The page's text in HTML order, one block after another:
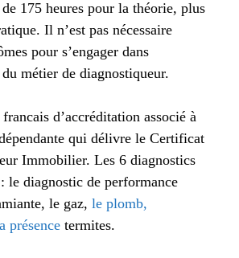
175 heures pour la théorie, plus
Il n’est pas nécessaire
pour s’engager dans
du métier de diagnostiqueur.
d’accréditation associé à
qui délivre le Certificat
Immobilier. Les 6 diagnostics
le diagnostic de performance
le gaz, le plomb,
présence termites.